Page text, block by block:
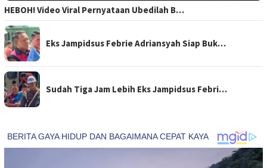
HEBOH! Video Viral Pernyataan Ubedilah B…
Eks Jampidsus Febrie Adriansyah Siap Buk…
Sudah Tiga Jam Lebih Eks Jampidsus Febri…